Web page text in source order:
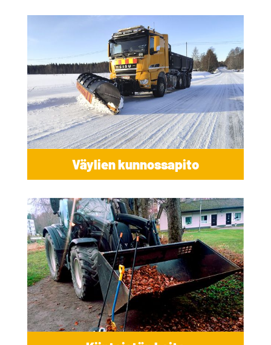
Väylien kunnossapito